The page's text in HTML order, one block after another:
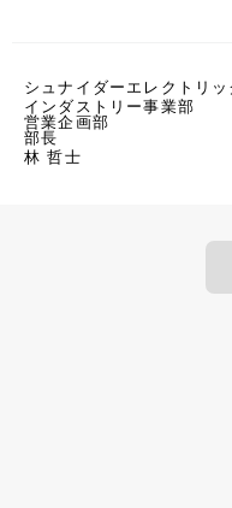
シュナイダーエレクトリ
インダストリー事業部
営業企画部
部長
林 哲士